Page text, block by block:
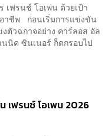
เฟรนช์ โอเพ่น ด้วยเป้า
าชีพ ก่อนเริ่มการแข่งขัน
ตัวฉกาจอย่าง คาร์ลอส อัล
นิค ซินเนอร์ ก็ตกรอบไป
เฟรนช์ โอเพน 2026